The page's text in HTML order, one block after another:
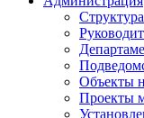
Объекты
Проекты